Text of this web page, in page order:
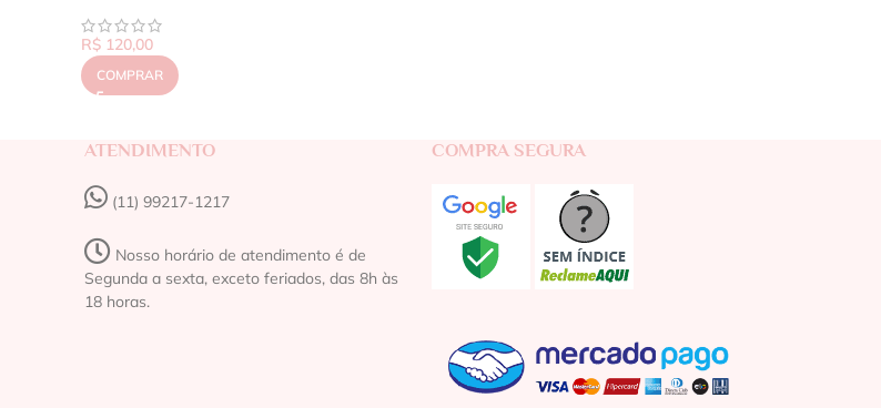
R$120,00
COMPRAR
ATENDIMENTO
(11) 99217-1217‬
Nosso horário de atendimento é de
Segunda a sexta, exceto feriados, das 8h às
18 horas.
COMPRA SEGURA